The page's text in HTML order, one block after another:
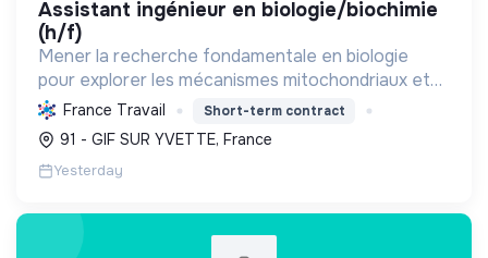
assistant ingénieur en biologie/biochimie
(h/f)
Mener la recherche fondamentale en biologie
pour explorer les mécanismes mitochondriaux et
l'impact de molécules, contribuant ainsi aux
avancées médicales et à l'innovation scientifique
pour la santé ...
France Travail Short-term contract
91 - GIF SUR YVETTE, France
Yesterday